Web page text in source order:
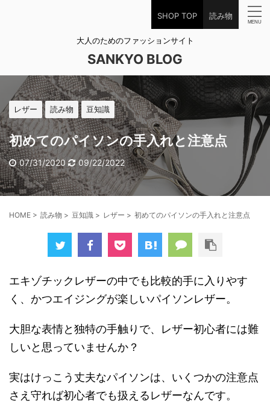
SHOP TOP 読み物
大人のためのファッションサイト
SANKYO BLOG
レザー 読み物 豆知識
初めてのパイソンの手入れと注意点
07/31/2020 09/22/2022
HOME > 読み物 > 豆知識 > レザー > 初めてのパイソンの手入れと注意点
エキゾチックレザーの中でも比較的手に入りやす
く、かつエイジングが楽しいパイソンレザー。
大胆な表情と独特の手触りで、レザー初心者には難
しいと思っていませんか？
実はけっこう丈夫なパイソンは、いくつかの注意点
さえ守れば初心者でも扱えるレザーなんです。